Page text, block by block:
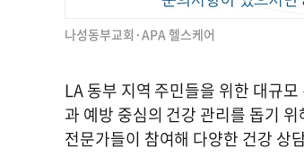
나성동부교회·APA 헬스케어
LA 동부 지역 주민들을 위한 대규
과 예방 중심의 건강 관리를 돕기
전문가들이 참여해 다양한 건강 상